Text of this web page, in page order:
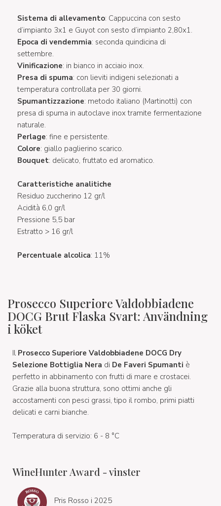
Sistema di allevamento: Cappuccina con sesto
d’impianto 3x1 e Guyot con sesto d’impianto 2,80x1.
Epoca di vendemmia: seconda quindicina di
settembre.
Vinificazione: in bianco in acciaio inox.
Presa di spuma: con lieviti indigeni selezionati a
temperatura controllata per 30 giorni.
Spumantizzazione: metodo italiano (Martinotti) con
presa di spuma in autoclave inox tramite fermentazione
naturale.
Perlage: fine e persistente.
Colore: giallo paglierino scarico.
Bouquet: delicato, fruttato ed aromatico.
Caratteristiche analitiche
Residuo zuccherino 12 gr/l
Acidità 6,0 gr/l
Pressione 5,5 bar
Estratto > 16 gr/l
Percentuale alcolica: 11%
Prosecco Superiore Valdobbiadene
DOCG Brut Flaska Svart: Användning
i köket
Il Prosecco Superiore Valdobbiadene DOCG Dry
Selezione Bottiglia Nera di De Faveri Spumanti è
perfetto in abbinamento con frutti di mare e crostacei.
Grazie alla buona struttura, sono ottimi anche gli
accostamenti con pesci grassi, tipo il rombo, primi piatti
delicati e carni bianche.
Temperatura di servizio: 6 - 8 °C
WineHunter Award - vinster
Pris Rosso i 2025